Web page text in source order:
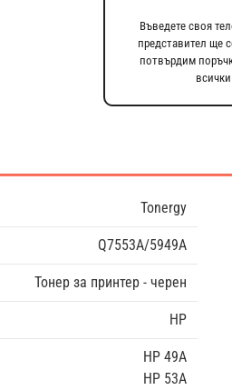
Въведете своя
представител ще
потвърдим
Tonergy
Q7553A/5949A
Тонер за принтер - черен
HP
HP 49A
HP 53A